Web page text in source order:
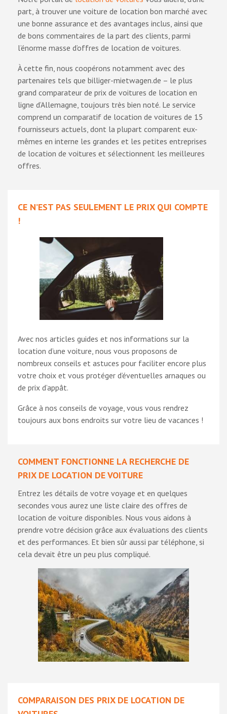
part, à trouver une voiture de location bon marché avec
une bonne assurance et des avantages inclus, ainsi que
de bons commentaires de la part des clients, parmi
l’énorme masse d’offres de location de voitures.
À cette fin, nous coopérons notamment avec des
partenaires tels que billiger-mietwagen.de – le plus
grand comparateur de prix de voitures de location en
ligne d’Allemagne, toujours très bien noté. Le service
comprend un comparatif de location de voitures de 15
fournisseurs actuels, dont la plupart comparent eux-
mêmes en interne les grandes et les petites entreprises
de location de voitures et sélectionnent les meilleures
offres.
CE N’EST PAS SEULEMENT LE PRIX QUI COMPTE
!
Avec nos articles guides et nos informations sur la
location d’une voiture, nous vous proposons de
nombreux conseils et astuces pour faciliter encore plus
votre choix et vous protéger d’éventuelles arnaques ou
de prix d’appât.
Grâce à nos conseils de voyage, vous vous rendrez
toujours aux bons endroits sur votre lieu de vacances !
COMMENT FONCTIONNE LA RECHERCHE DE
PRIX DE LOCATION DE VOITURE
Entrez les détails de votre voyage et en quelques
secondes vous aurez une liste claire des offres de
location de voiture disponibles. Nous vous aidons à
prendre votre décision grâce aux évaluations des clients
et des performances. Et bien sûr aussi par téléphone, si
cela devait être un peu plus compliqué.
COMPARAISON DES PRIX DE LOCATION DE